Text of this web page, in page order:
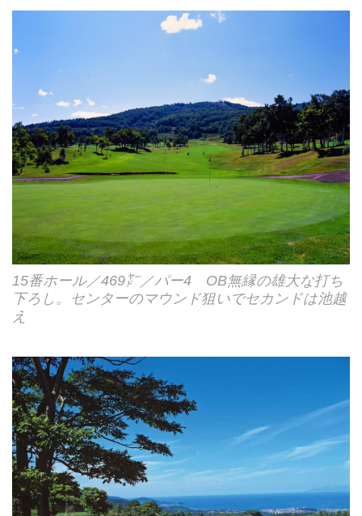
15番ホール／469㍎／パー4 OB無縁の雄大な打ち
下ろし。センターのマウンド狙いでセカンドは池越
え